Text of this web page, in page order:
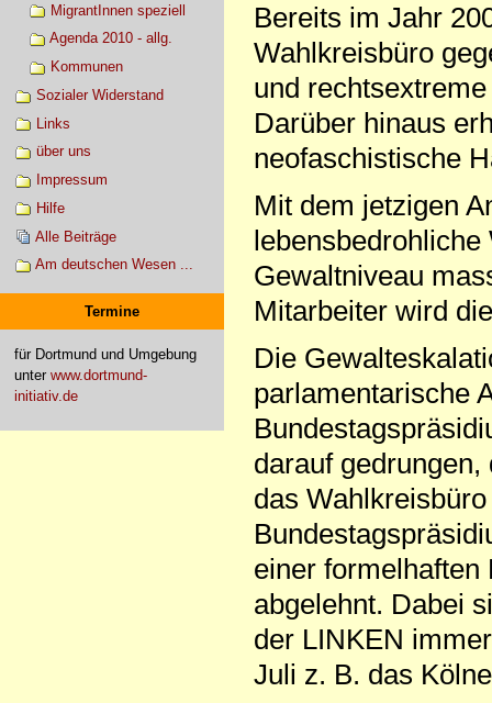
MigrantInnen speziell
Agenda 2010 - allg.
Kommunen
Sozialer Widerstand
Links
über uns
Impressum
Hilfe
Alle Beiträge
Am deutschen Wesen ...
Termine
für Dortmund und Umgebung
unter www.dortmund-
initiativ.de
Bereits im Jahr
Wahlkreisbüro
und
Darüber hinaus
neofaschistische
Mit dem jetzigen
Gewaltniveau
Mitarbeiter wird
Die
parlamentarische
darauf
das
einer formelhaften
abgelehnt. Dabei
der LINKEN
Juli z. B. das